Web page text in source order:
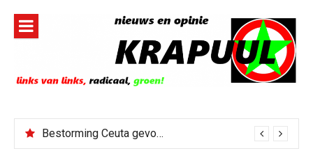
inhoud
Bestorming Ceuta gevolg van op sociale media verspreide hoax?